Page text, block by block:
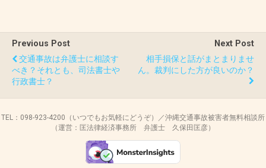
Previous Post
交通事故は弁護士に相談す
べき？それとも、司法書士や
行政書士？
Next Post
相手損保と話がまとまりませ
ん。裁判にした方が良いのか？
TEL：098-923-4200（いつでもお気軽にどうぞ）／沖縄交通事故被害者無料相談所
（運営：匡法律経済事務所 弁護士 久保田匡彦）